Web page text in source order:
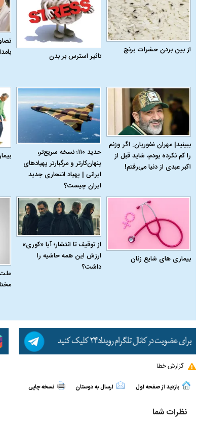
از بین بردن حشرات برنج
تاثیر استرس بر بدن
ببینید| مهران غفوریان: اگر وزنم
را کم نکرده بودم، شاید قبل از
اکبر عبدی از دنیا می‌رفتم!
حدید ۱۱۰؛ نسخه سریع‌تر،
پنهان‌کارتر و مرگبارتر پهپادهای
ایرانی | پهپاد انتحاری جدید
ایران چیست؟
بیماری‌ های شایع زنان
از توقیف تا انتشار؛ آیا «کوری»
ارزش این همه حاشیه را
داشت؟
گزارش خطا
بازدید از صفحه اول ارسال به دوستان نسخه چاپی
نظرات شما
روایتی از آخرین مصاحبه‌ی شاه در ایران
ریشه‌های عزاداری ماه